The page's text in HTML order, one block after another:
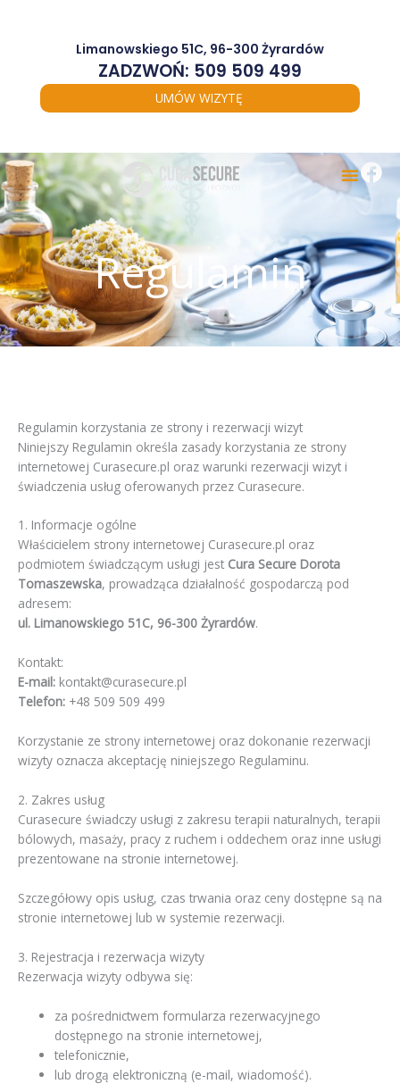
Limanowskiego 51C, 96-300 Żyrardów
ZADZWOŃ: 509 509 499
UMÓW WIZYTĘ
Regulamin
Regulamin korzystania ze strony i rezerwacji wizyt
Niniejszy Regulamin określa zasady korzystania ze strony
internetowej Curasecure.pl oraz warunki rezerwacji wizyt i
świadczenia usług oferowanych przez Curasecure.
1. Informacje ogólne
Właścicielem strony internetowej Curasecure.pl oraz
podmiotem świadczącym usługi jest Cura Secure Dorota
Tomaszewska, prowadząca działalność gospodarczą pod
adresem:
ul. Limanowskiego 51C, 96-300 Żyrardów.
Kontakt:
E-mail: kontakt@curasecure.pl
Telefon: +48 509 509 499
Korzystanie ze strony internetowej oraz dokonanie rezerwacji
wizyty oznacza akceptację niniejszego Regulaminu.
2. Zakres usług
Curasecure świadczy usługi z zakresu terapii naturalnych, terapii
bólowych, masaży, pracy z ruchem i oddechem oraz inne usługi
prezentowane na stronie internetowej.
Szczegółowy opis usług, czas trwania oraz ceny dostępne są na
stronie internetowej lub w systemie rezerwacji.
3. Rejestracja i rezerwacja wizyty
Rezerwacja wizyty odbywa się:
za pośrednictwem formularza rezerwacyjnego
dostępnego na stronie internetowej,
telefonicznie,
lub drogą elektroniczną (e-mail, wiadomość).